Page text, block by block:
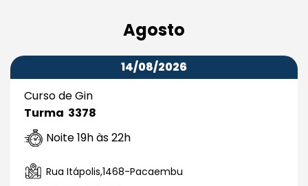
Agosto
14/08/2026
Curso de Gin
Turma 3378
Noite 19h às 22h
Rua Itápolis,1468-Pacaembu